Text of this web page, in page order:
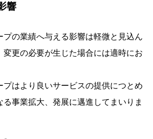
響
の業績へ与える影響は軽微と見込ん
変更の必要が生じた場合には適時にお
はより良いサービスの提供につとめ
る事業拡大、発展に邁進してまいりま